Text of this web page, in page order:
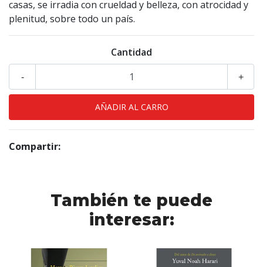
casas, se irra­dia con crueldad y belleza, con atrocidad y
pleni­tud, sobre todo un país.
Cantidad
+
-
Compartir:
También te puede
interesar: